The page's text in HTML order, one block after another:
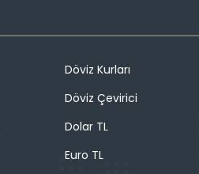
Döviz Kurları
Döviz Çevirici
Dolar TL
Euro TL